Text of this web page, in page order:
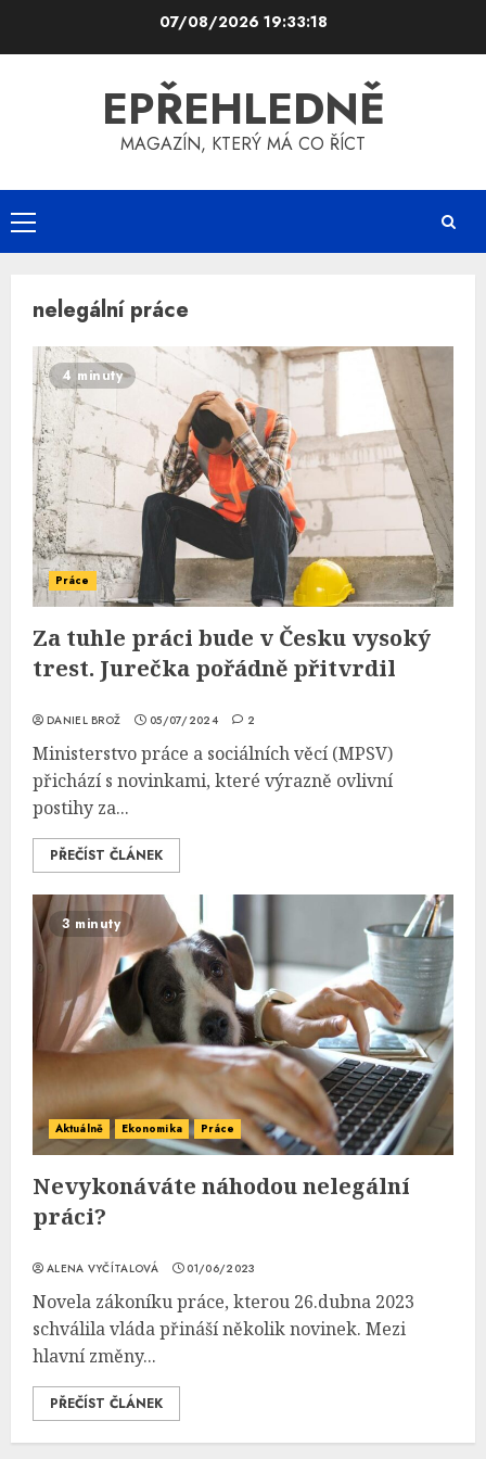
07/08/2026 19:33:18
EPŘEHLEDNĚ
MAGAZÍN, KTERÝ MÁ CO ŘÍCT
Primary
Menu
nelegální práce
4 minuty
Práce
Za tuhle práci bude v Česku vysoký
trest. Jurečka pořádně přitvrdil
DANIEL BROŽ 05/07/2024 2
Ministerstvo práce a sociálních věcí (MPSV)
přichází s novinkami, které výrazně ovlivní
postihy za...
PŘEČÍST ČLÁNEK
3 minuty
Aktuálně Ekonomika Práce
Nevykonáváte náhodou nelegální
práci?
ALENA VYČÍTALOVÁ 01/06/2023
Novela zákoníku práce, kterou 26.dubna 2023
schválila vláda přináší několik novinek. Mezi
hlavní změny...
PŘEČÍST ČLÁNEK